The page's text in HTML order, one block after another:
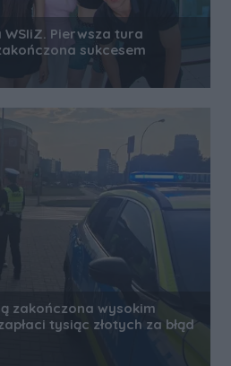
Pierwsza tura
sukcesem
zakończona wysokim
tysiąc złotych za błąd